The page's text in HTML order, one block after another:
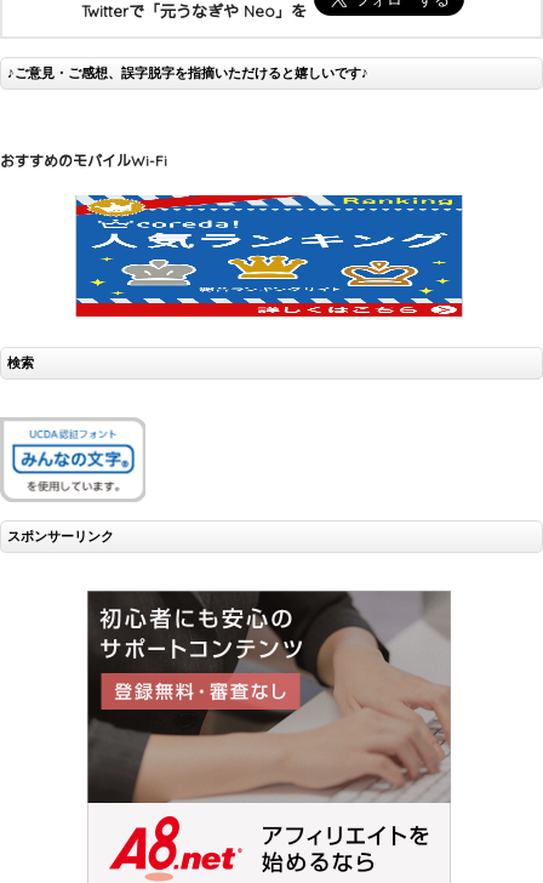
Twitterで「元うなぎや Neo」を
♪ご意見・ご感想、誤字脱字を指摘いただけると嬉しいです♪
おすすめのモバイルWi-Fi
検索
スポンサーリンク